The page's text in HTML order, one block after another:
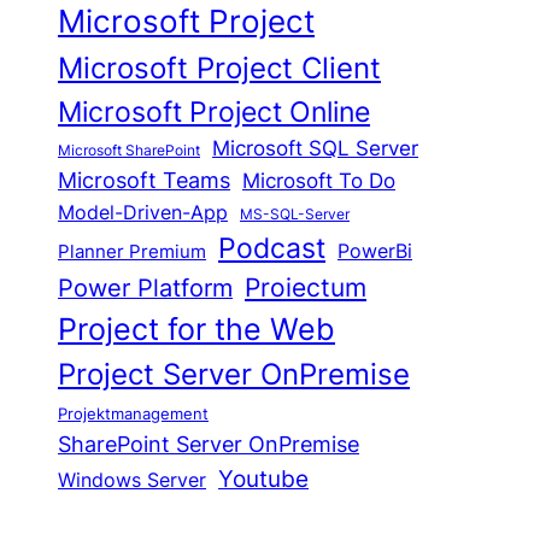
Microsoft Project
Microsoft Project Client
Microsoft Project Online
Microsoft SharePoint Microsoft SQL Server
Microsoft Teams Microsoft To Do
Model-Driven-App MS-SQL-Server
Planner Premium Podcast PowerBi
Power Platform Proiectum
Project for the Web
Project Server OnPremise
Projektmanagement
SharePoint Server OnPremise
Windows Server Youtube